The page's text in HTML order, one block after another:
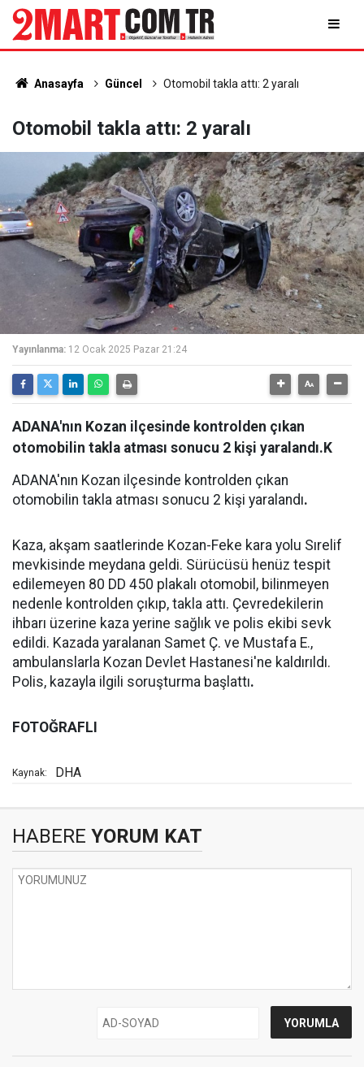
Anasayfa Güncel Otomobil takla attı: 2 yaralı
Otomobil takla attı: 2 yaralı
Yayınlanma: 12 Ocak 2025 Pazar 21:24
ADANA'nın Kozan ilçesinde kontrolden çıkan
otomobilin takla atması sonucu 2 kişi yaralandı.K
ADANA'nın Kozan ilçesinde kontrolden çıkan
otomobilin takla atması sonucu 2 kişi yaralandı.
Kaza, akşam saatlerinde Kozan-Feke kara yolu Sırelif
mevkisinde meydana geldi. Sürücüsü henüz tespit
edilemeyen 80 DD 450 plakalı otomobil, bilinmeyen
nedenle kontrolden çıkıp, takla attı. Çevredekilerin
ihbarı üzerine kaza yerine sağlık ve polis ekibi sevk
edildi. Kazada yaralanan Samet Ç. ve Mustafa E.,
ambulanslarla Kozan Devlet Hastanesi'ne kaldırıldı.
Polis, kazayla ilgili soruşturma başlattı.
FOTOĞRAFLI
Kaynak: DHA
HABERE YORUM KAT